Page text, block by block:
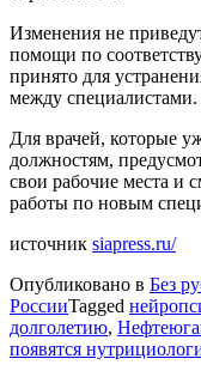
Изменения не
помощи по
принято для
между специалистами.
Для врачей, которые
должностям,
свои рабочие места и
работы по новым
источник siapress.ru/
Опубликовано в Без
РоссииTagged
долголетию,
появятся